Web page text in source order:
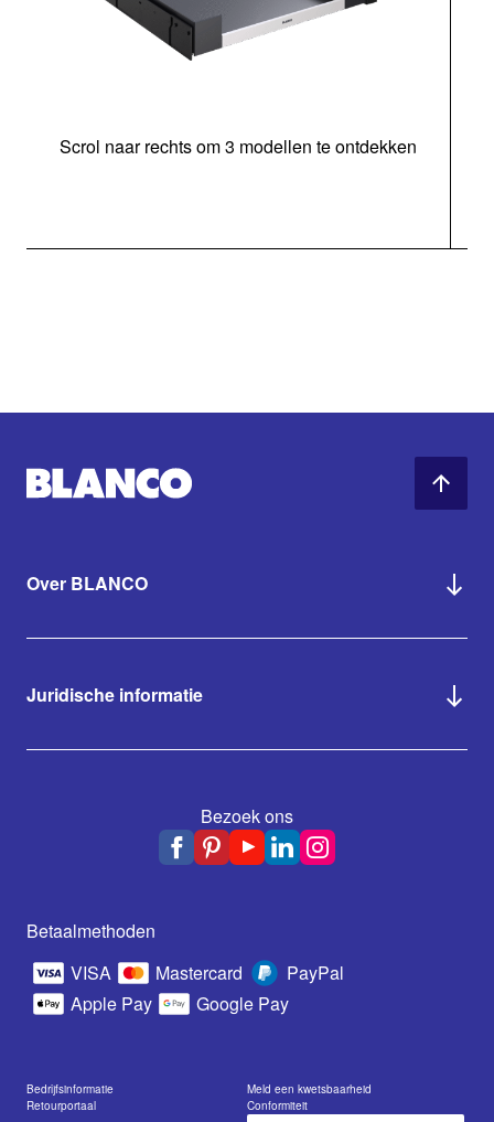
Scrol naar rechts om 3 modellen te ontdekken
Over BLANCO
Juridische informatie
Bezoek ons
Betaalmethoden
VISA
Mastercard
PayPal
Apple Pay
Google Pay
Bedrijfsinformatie
Meld een kwetsbaarheid
Retourportaal
Conformiteit